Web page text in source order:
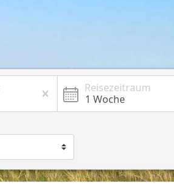
Reisezeitraum